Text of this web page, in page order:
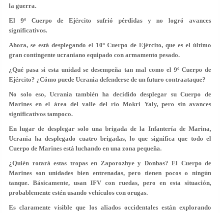
la guerra.
El 9º Cuerpo de Ejército sufrió pérdidas y no logró avances
significativos.
Ahora, se está desplegando el 10º Cuerpo de Ejército, que es el último
gran contingente ucraniano equipado con armamento pesado.
¿Qué pasa si esta unidad se desempeña tan mal como el 9º Cuerpo de
Ejército? ¿Cómo puede Ucrania defenderse de un futuro contraataque?
No solo eso, Ucrania también ha decidido desplegar su Cuerpo de
Marines en el área del valle del río Mokri Yaly, pero sin avances
significativos tampoco.
En lugar de desplegar solo una brigada de la Infantería de Marina,
Ucrania ha desplegado cuatro brigadas, lo que significa que todo el
Cuerpo de Marines está luchando en una zona pequeña.
¿Quién rotará estas tropas en Zaporozhye y Donbas? El Cuerpo de
Marines son unidades bien entrenadas, pero tienen pocos o ningún
tanque. Básicamente, usan IFV con ruedas, pero en esta situación,
probablemente estén usando vehículos con orugas.
Es claramente visible que los aliados occidentales están explorando